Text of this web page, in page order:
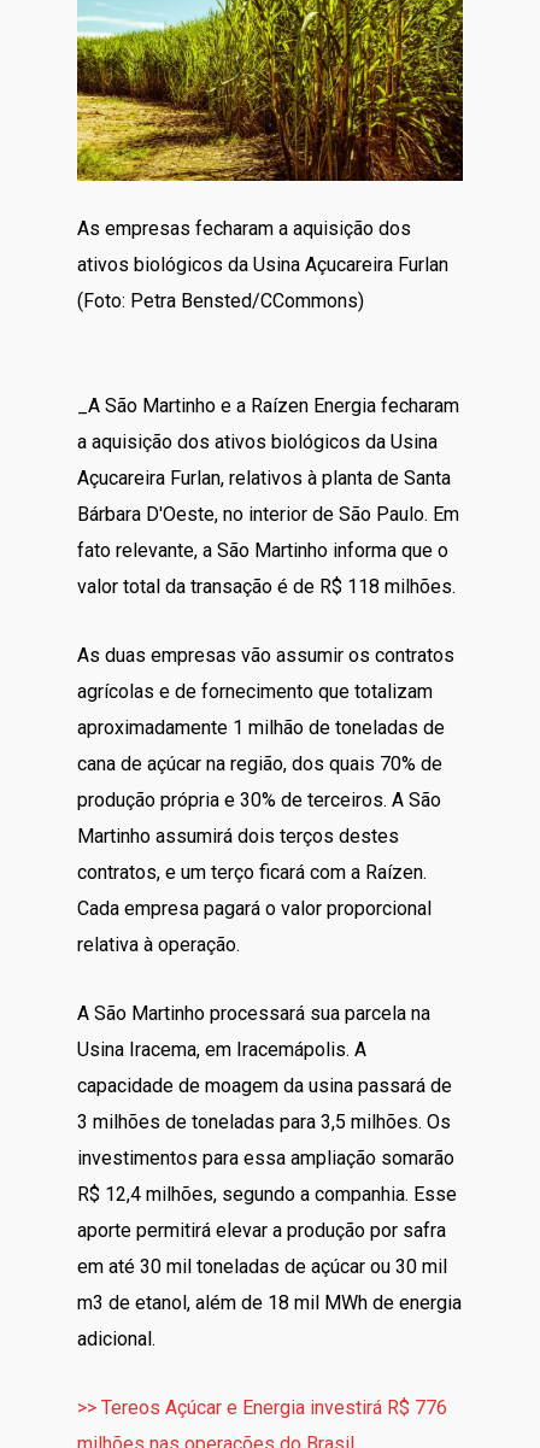
As empresas fecharam a aquisição dos
ativos biológicos da Usina Açucareira Furlan
(Foto: Petra Bensted/CCommons)
_A São Martinho e a Raízen Energia fecharam
a aquisição dos ativos biológicos da Usina
Açucareira Furlan, relativos à planta de Santa
Bárbara D'Oeste, no interior de São Paulo. Em
fato relevante, a São Martinho informa que o
valor total da transação é de R$ 118 milhões.
As duas empresas vão assumir os contratos
agrícolas e de fornecimento que totalizam
aproximadamente 1 milhão de toneladas de
cana de açúcar na região, dos quais 70% de
produção própria e 30% de terceiros. A São
Martinho assumirá dois terços destes
contratos, e um terço ficará com a Raízen.
Cada empresa pagará o valor proporcional
relativa à operação.
A São Martinho processará sua parcela na
Usina Iracema, em Iracemápolis. A
capacidade de moagem da usina passará de
3 milhões de toneladas para 3,5 milhões. Os
investimentos para essa ampliação somarão
R$ 12,4 milhões, segundo a companhia. Esse
aporte permitirá elevar a produção por safra
em até 30 mil toneladas de açúcar ou 30 mil
m3 de etanol, além de 18 mil MWh de energia
adicional.
>> Tereos Açúcar e Energia investirá R$ 776
milhões nas operações do Brasil